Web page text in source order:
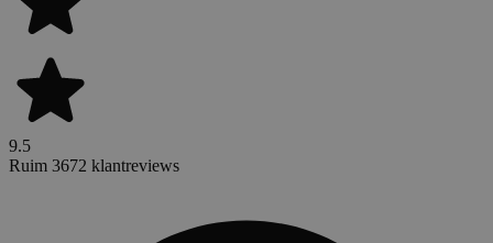
9.5
Ruim 3672 klantreviews